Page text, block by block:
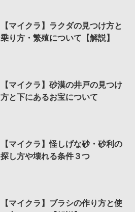
【マイクラ】ラクダの見つけ方と
乗り方・繁殖について【解説】
【マイクラ】砂漠の井戸の見つけ
方と下にあるお宝について
【マイクラ】怪しげな砂・砂利の
探し方や壊れる条件３つ
【マイクラ】ブラシの作り方と使